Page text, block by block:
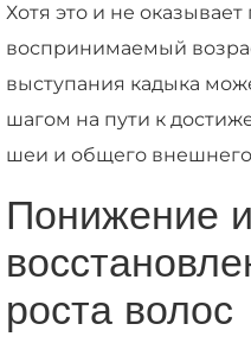
Хотя это и не
воспринимаемый
выступания кадыка
шагом на пути к
шеи и общего
Понижение
роста волос